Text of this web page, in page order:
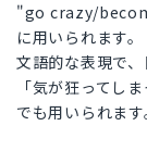
"go crazy/
に用いられます。
文語的な表現で、
「気が狂ってし
でも用いられます